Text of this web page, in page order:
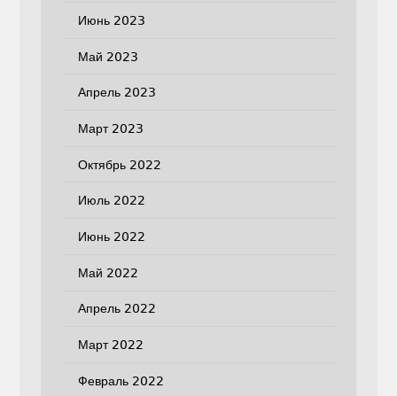
Июнь 2023
Май 2023
Апрель 2023
Март 2023
Октябрь 2022
Июль 2022
Июнь 2022
Май 2022
Апрель 2022
Март 2022
Февраль 2022